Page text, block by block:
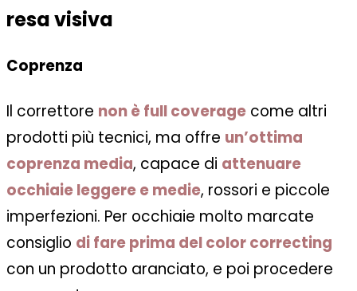
resa visiva
Coprenza
Il correttore non è full coverage come altri
prodotti più tecnici, ma offre un’ottima
coprenza media, capace di attenuare
occhiaie leggere e medie, rossori e piccole
imperfezioni. Per occhiaie molto marcate
consiglio di fare prima del color correcting
con un prodotto aranciato, e poi procedere